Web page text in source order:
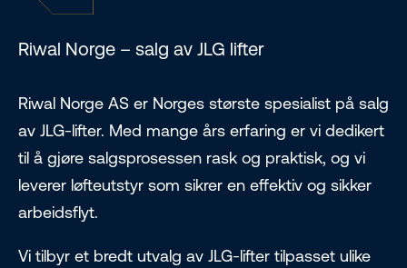
Riwal Norge – salg av JLG lifter
Riwal Norge AS er Norges største spesialist på salg
av JLG-lifter. Med mange års erfaring er vi dedikert
til å gjøre salgsprosessen rask og praktisk, og vi
leverer løfteutstyr som sikrer en effektiv og sikker
arbeidsflyt.
Vi tilbyr et bredt utvalg av JLG-lifter tilpasset ulike